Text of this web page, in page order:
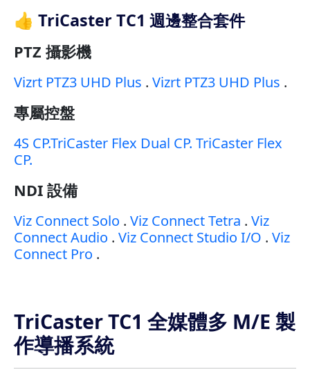
👍 TriCaster TC1 週邊整合套件
PTZ 攝影機
Vizrt PTZ3 UHD Plus . Vizrt PTZ3 UHD Plus .
專屬控盤
4S CP.TriCaster Flex Dual CP. TriCaster Flex
CP.
NDI 設備
Viz Connect Solo . Viz Connect Tetra . Viz
Connect Audio . Viz Connect Studio I/O . Viz
Connect Pro .
TriCaster TC1 全媒體多 M/E 製
作導播系統